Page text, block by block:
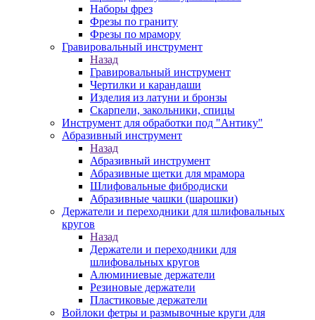
Наборы фрез
Фрезы по граниту
Фрезы по мрамору
Гравировальный инструмент
Назад
Гравировальный инструмент
Чертилки и карандаши
Изделия из латуни и бронзы
Скарпели, закольники, спицы
Инструмент для обработки под "Антику"
Абразивный инструмент
Назад
Абразивный инструмент
Абразивные щетки для мрамора
Шлифовальные фибродиски
Абразивные чашки (шарошки)
Держатели и переходники для шлифовальных
кругов
Назад
Держатели и переходники для
шлифовальных кругов
Алюминиевые держатели
Резиновые держатели
Пластиковые держатели
Войлоки фетры и размывочные круги для